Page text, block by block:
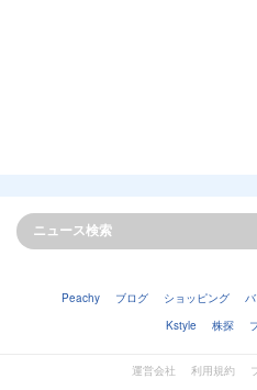
Peachy ブログ ショッピング
Kstyle
株探
運営会社 利用規約